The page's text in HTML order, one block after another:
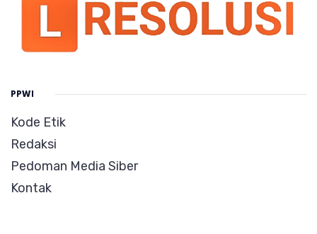
PPWI
Kode Etik
Redaksi
Pedoman Media Siber
Kontak